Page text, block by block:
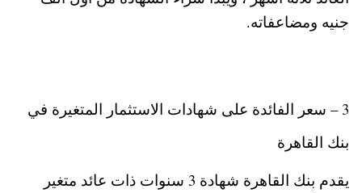
جنيه ومضاعفاته.
3 – سعر الفائدة على شهادات الاستثمار المتغيرة في
بنك القاهرة
يقدم بنك القاهرة شهادة 3 سنوات ذات عائد متغير